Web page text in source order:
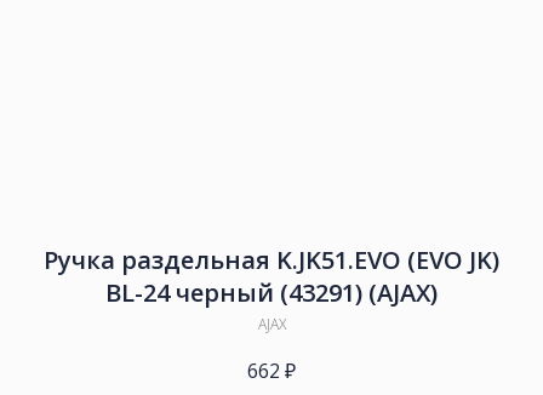
Ручка раздельная K.JK51.EVO (EVO JK)
BL-24 черный (43291) (AJAX)
AJAX
662 ₽